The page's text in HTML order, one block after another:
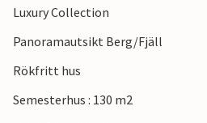
Luxury Collection
Panoramautsikt Berg/Fjäll
Rökfritt hus
Semesterhus : 130 m2